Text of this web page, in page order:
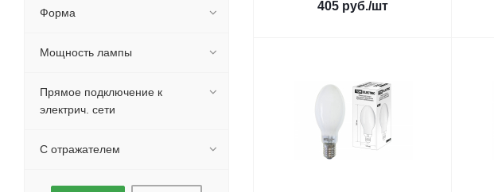
405 руб./шт
Форма
Мощность лампы
Прямое подключение к
электрич. сети
С отражателем